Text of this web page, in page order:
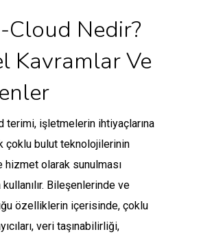
Nedir?
Kavramlar Ve
terimi, işletmelerin ihtiyaçlarına
çoklu bulut teknolojilerinin
hizmet olarak sunulması
Bileşenlerinde ve
özelliklerin içerisinde, çoklu
veri taşınabilirliği,